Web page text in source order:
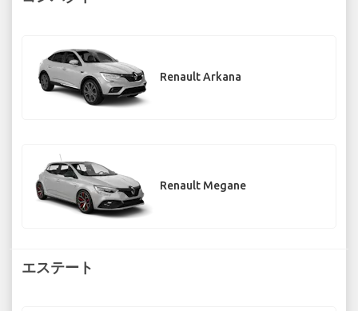
Renault Arkana
Renault Megane
エステート